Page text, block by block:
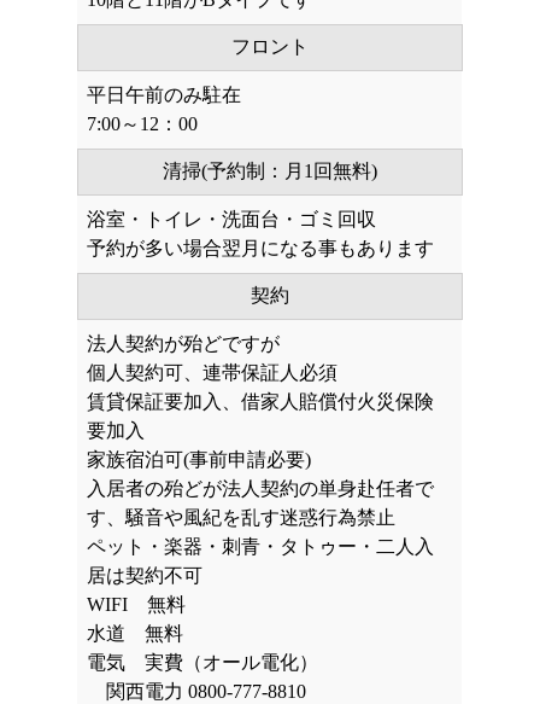
フロント
平日午前のみ駐在
7:00～12：00
清掃(予約制：月1回無料)
浴室・トイレ・洗面台・ゴミ回収
予約が多い場合翌月になる事もあります
契約
法人契約が殆どですが
個人契約可、連帯保証人必須
賃貸保証要加入、借家人賠償付火災保険
要加入
家族宿泊可(事前申請必要)
入居者の殆どが法人契約の単身赴任者で
す、騒音や風紀を乱す迷惑行為禁止
ペット・楽器・刺青・タトゥー・二人入
居は契約不可
WIFI 無料
水道 無料
電気 実費（オール電化）
関西電力 0800-777-8810